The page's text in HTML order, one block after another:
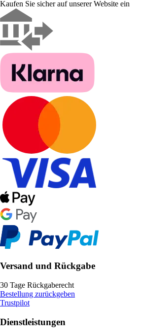
Kaufen Sie sicher auf unserer Website ein
Versand und Rückgabe
30 Tage Rückgaberecht
Bestellung zurückgeben
Trustpilot
Dienstleistungen